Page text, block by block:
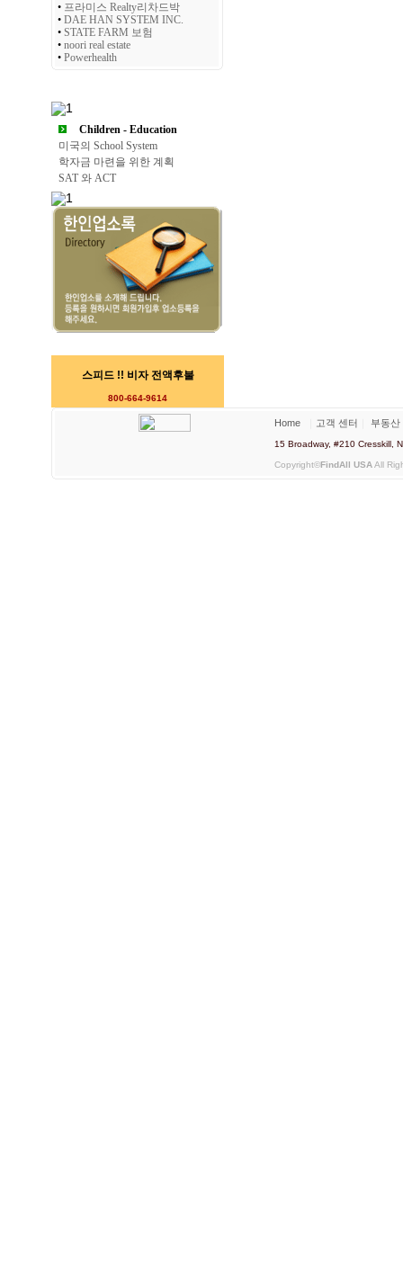
• 프라미스 Realty리차드박
• DAE HAN SYSTEM INC.
• STATE FARM 보험
• noori real estate
• Powerhealth
Children - Education
미국의 School System
학자금 마련을 위한 계획
SAT 와 ACT
스피드 !! 비자 전액후불
800-664-9614
Home 고객 센터 부동산
15 Broadway, #210 Cresskill,
Copyright©FindAll USAAll